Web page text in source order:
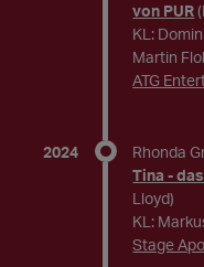
von PUR
KL:
Martin
ATG
2024
Rhonda
Tina -
Lloyd)
KL:
Stage